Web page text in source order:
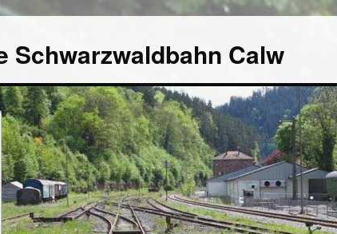
Schwarzwaldbahn Calw